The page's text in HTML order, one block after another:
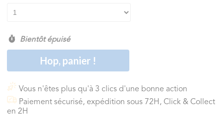
Bientôt épuisé
Hop, panier !
Vous n'êtes plus qu'à 3 clics d'une bonne action
Paiement sécurisé, expédition sous 72H, Click & Collect
en 2H